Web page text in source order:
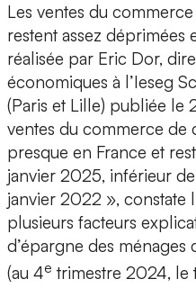
Les ventes du
restent assez déprimées
réalisée par Eric Dor,
économiques à l’Ieseg
(Paris et Lille) publiée le
ventes du commerce de
presque en France et
janvier 2025, inférieur
janvier 2022 », constate
plusieurs facteurs
d’épargne des
(au 4e trimestre 2024, le